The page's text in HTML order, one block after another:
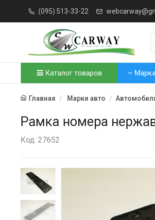
(095) 513-33-22
Каталог товаров
Главная Марки авто
Рамка номера
Код: 27652